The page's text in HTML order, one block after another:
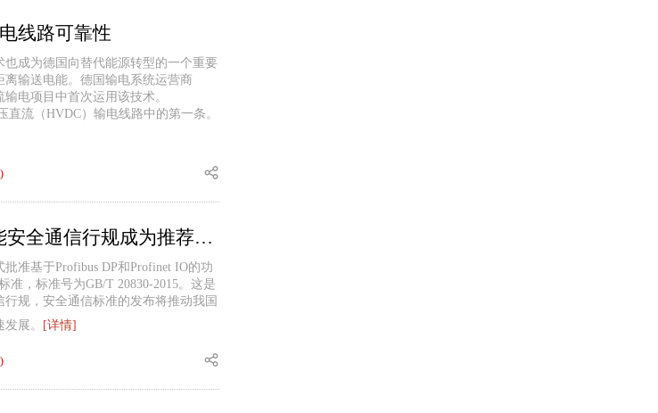
线路可靠性
成为德国向替代能源转型的一个重要
输送电能。德国输电系统运营商
电项目中首次运用该技术。
流（HVDC）输电线路中的第一条。
西门子大力支持PROFIsafe功能安全通信行规成为推荐性国家标准
准基于Profibus DP和Profinet IO的功
，标准号为GB/T 20830-2015。这是
规，安全通信标准的发布将推动我国
展。
[详情]